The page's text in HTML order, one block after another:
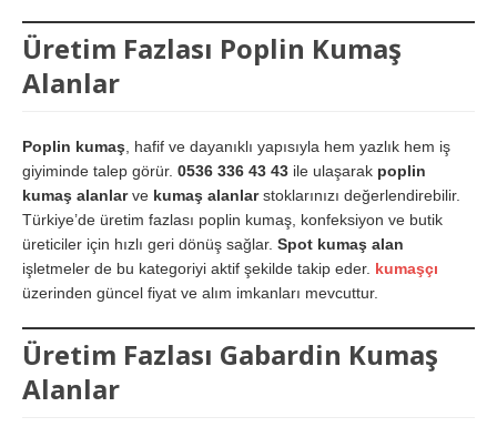
Üretim Fazlası Poplin Kumaş
Alanlar
Poplin kumaş, hafif ve dayanıklı yapısıyla hem yazlık hem iş
giyiminde talep görür. 0536 336 43 43 ile ulaşarak poplin
kumaş alanlarve kumaş alanlarstoklarınızı değerlendirebilir.
Türkiye’de üretim fazlası poplin kumaş, konfeksiyon ve butik
üreticiler için hızlı geri dönüş sağlar. Spot kumaş alan
işletmeler de bu kategoriyi aktif şekilde takip eder. kumaşçı
üzerinden güncel fiyat ve alım imkanları mevcuttur.
Üretim Fazlası Gabardin Kumaş
Alanlar